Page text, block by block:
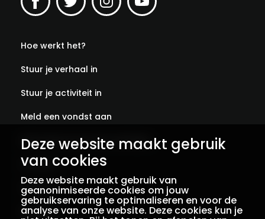
Deze website maakt gebruik
van cookies
Deze website maakt gebruik van
geanonimiseerde cookies om jouw
gebruikservaring te optimaliseren en voor de
analyse van onze website. Deze cookies kun je
Hoe werkt het?
Stuur je verhaal in
Stuur je activiteit in
Meld een vondst aan
Abonneer je op onze verhalen
Contact
Colofon
Privacy